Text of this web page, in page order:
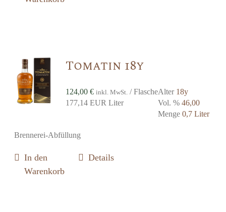
Tomatin 18y
124,00€ inkl. MwSt. / Flasche
177,14 EUR Liter
Alter 18y
Vol. %46,00
Menge0,7 Liter
Brennerei-Abfüllung
In den
Warenkorb
Details